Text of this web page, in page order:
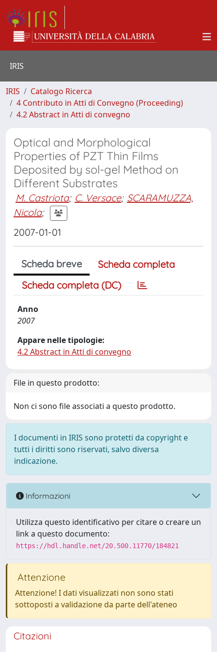
IRIS
IRIS
Catalogo Ricerca
4 Contributo in Atti di Convegno (Proceeding)
4.2 Abstract in Atti di convegno
Optical and Morphological
Properties of PZT Thin Films
Deposited by sol-gel Method on
Different Substrates
M. Castriota; C. Versace; SCARAMUZZA,
Nicola;
2007-01-01
Scheda breve
Scheda completa
Scheda completa (DC)
Anno
2007
Appare nelle tipologie:
4.2 Abstract in Atti di convegno
File in questo prodotto:
Non ci sono file associati a questo prodotto.
I documenti in IRIS sono protetti da copyright e
tutti i diritti sono riservati, salvo diversa
indicazione.
Informazioni
Utilizza questo identificativo per citare o creare un
link a questo documento:
https://hdl.handle.net/20.500.11770/184821
Attenzione
Attenzione! I dati visualizzati non sono stati
sottoposti a validazione da parte dell'ateneo
Citazioni